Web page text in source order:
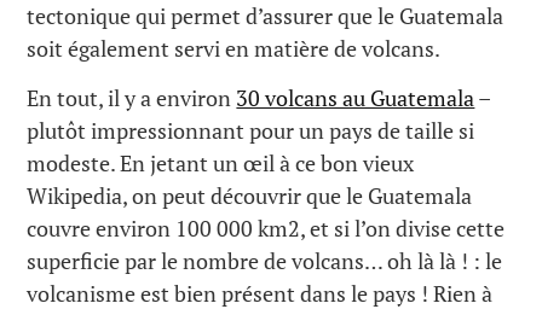
tectonique qui permet d’assurer que le Guatemala
soit également servi en matière de volcans.
En tout, il y a environ 30 volcans au Guatemala–
plutôt impressionnant pour un pays de taille si
modeste. En jetant un œil à ce bon vieux
Wikipedia, on peut découvrir que le Guatemala
couvre environ 100 000 km2, et si l’on divise cette
superficie par le nombre de volcans… oh là là ! : le
volcanisme est bien présent dans le pays ! Rien à